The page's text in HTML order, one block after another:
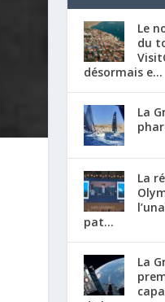
Le
du
désormais e...
La
La
pat...
La